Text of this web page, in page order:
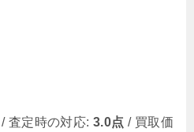
/ 査定時の対応: 3.0点 / 買取価